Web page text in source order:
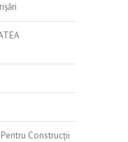
Construcții